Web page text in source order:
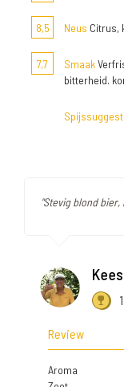
8,5 Neus Citrus,
7,7 Smaak
bitterheid.
"Stevig blond
Review
Aroma